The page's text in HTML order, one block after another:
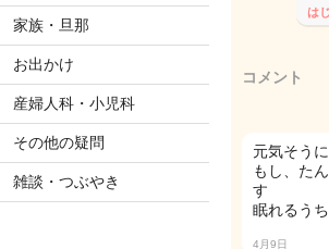
家族・旦那
お出かけ
産婦人科・小児科
その他の疑問
雑談・つぶやき
は
コメント
元気そう
もし、た
す
眠れるう
4月9日